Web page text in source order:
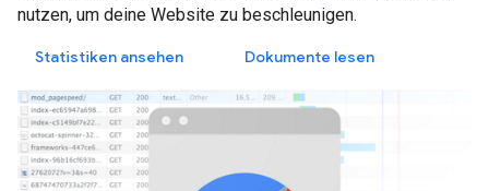
nutzen, um deine Website zu beschleunigen.
Statistiken ansehen Dokumente lesen